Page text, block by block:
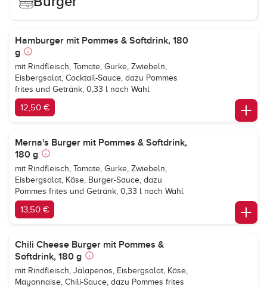
Hamburger mit Pommes & Softdrink, 180
g
mit Rindfleisch, Tomate, Gurke, Zwiebeln,
Eisbergsalat, Cocktail-Sauce, dazu Pommes
frites und Getränk, 0,33 l nach Wahl
12,50 €
Merna's Burger mit Pommes & Softdrink,
180 g
mit Rindfleisch, Tomate, Gurke, Zwiebeln,
Eisbergsalat, Käse, Burger-Sauce, dazu
Pommes frites und Getränk, 0,33 l nach Wahl
13,50 €
Chili Cheese Burger mit Pommes &
Softdrink, 180 g
mit Rindfleisch, Jalapenos, Eisbergsalat, Käse,
Mayonnaise, Chili-Sauce, dazu Pommes frites